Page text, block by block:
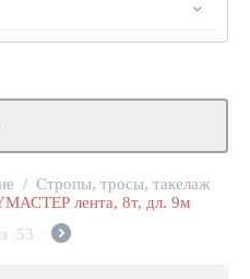
/ Стропы, тросы, такелаж
лента, 8т, дл. 9м
53